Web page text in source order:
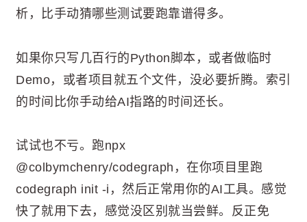
析，比手动猜哪些测试要跑靠谱得多。
如果你只写几百行的Python脚本，或者做临时
Demo，或者项目就五个文件，没必要折腾。索引
的时间比你手动给AI指路的时间还长。
试试也不亏。跑npx
@colbymchenry/codegraph，在你项目里跑
codegraph init -i，然后正常用你的AI工具。感觉
快了就用下去，感觉没区别就当尝鲜。反正免